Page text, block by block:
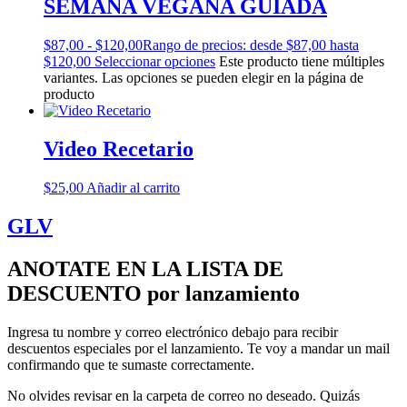
SEMANA VEGANA GUIADA
$87,00 - $120,00Rango de precios: desde $87,00 hasta
$120,00 Seleccionar opciones Este producto tiene múltiples
variantes. Las opciones se pueden elegir en la página de
producto
Video Recetario
$25,00 Añadir al carrito
GLV
ANOTATE EN LA LISTA DE
DESCUENTO por lanzamiento
Ingresa tu nombre y correo electrónico debajo para recibir
descuentos especiales por el lanzamiento. Te voy a mandar un mail
confirmando que te sumaste correctamente.
No olvides revisar en la carpeta de correo no deseado. Quizás